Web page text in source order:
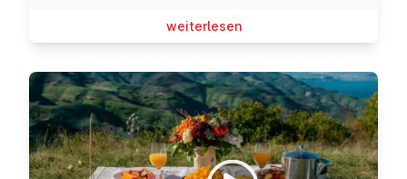
wei­ter­le­sen